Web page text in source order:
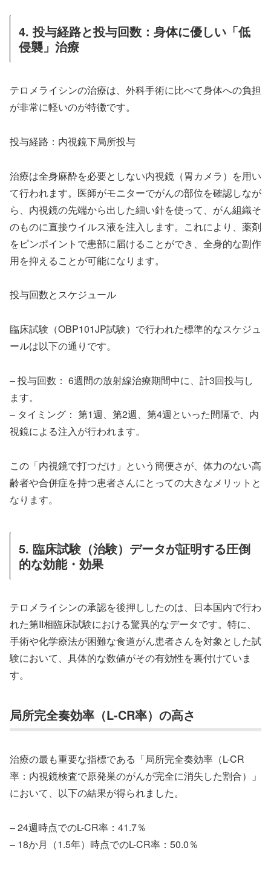
4. 投与経路と投与回数：身体に優しい「低
侵襲」治療
テロメライシンの治療は、外科手術に比べて身体への負担
が非常に軽いのが特徴です。
投与経路：内視鏡下局所投与
治療は全身麻酔を必要としない内視鏡（胃カメラ）を用い
て行われます。医師がモニターでがんの部位を確認しなが
ら、内視鏡の先端から出した細い針を使って、がん組織そ
のものに直接ウイルス液を注入します。これにより、薬剤
をピンポイントで患部に届けることができ、全身的な副作
用を抑えることが可能になります。
投与回数とスケジュール
臨床試験（OBP101JP試験）で行われた標準的なスケジュ
ールは以下の通りです。
– 投与回数： 6週間の放射線治療期間中に、計3回投与し
ます。
– タイミング： 第1週、第2週、第4週といった間隔で、内
視鏡による注入が行われます。
この「内視鏡で打つだけ」という簡便さが、体力のない高
齢者や合併症を持つ患者さんにとっての大きなメリットと
なります。
5. 臨床試験（治験）データが証明する圧倒
的な効能・効果
テロメライシンの承認を後押ししたのは、日本国内で行わ
れた第II相臨床試験における驚異的なデータです。特に、
手術や化学療法が困難な食道がん患者さんを対象とした試
験において、具体的な数値がその有効性を裏付けていま
す。
局所完全奏効率（L-CR率）の高さ
治療の最も重要な指標である「局所完全奏効率（L-CR
率：内視鏡検査で原発巣のがんが完全に消失した割合）」
において、以下の結果が得られました。
– 24週時点でのL-CR率：41.7％
– 18か月（1.5年）時点でのL-CR率：50.0％